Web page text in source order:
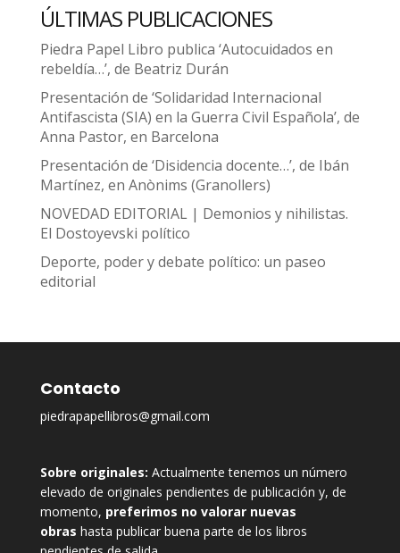
ÚLTIMAS PUBLICACIONES
Piedra Papel Libro publica ‘Autocuidados en
rebeldía…’, de Beatriz Durán
Presentación de ‘Solidaridad Internacional
Antifascista (SIA) en la Guerra Civil Española’, de
Anna Pastor, en Barcelona
Presentación de ‘Disidencia docente…’, de Ibán
Martínez, en Anònims (Granollers)
NOVEDAD EDITORIAL | Demonios y nihilistas.
El Dostoyevski político
Deporte, poder y debate político: un paseo
editorial
Contacto
piedrapapellibros@gmail.com
Sobre originales: Actualmente tenemos un número
elevado de originales pendientes de publicación y, de
momento, preferimos no valorar nuevas
obras hasta publicar buena parte de los libros